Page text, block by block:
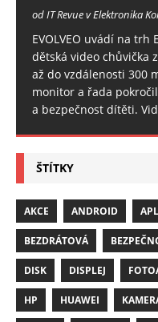
od IT Revue v Elektronika
EVOLVEO uvádí na trh
dětská video chůvička
až do vzdálenosti 300
monitor a řada
a bezpečnost dítěti.
ŠTÍTKY
AKCE ANDROID
BEZDRÁTOVÁ
DISK DISPLEJ
HP HUAWEI